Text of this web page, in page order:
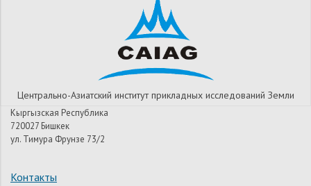
Центрально-Азиатский институт прикладных исследований Земли
Кыргызская Республика
720027 Бишкек
ул. Тимура Фрунзе 73/2
Контакты